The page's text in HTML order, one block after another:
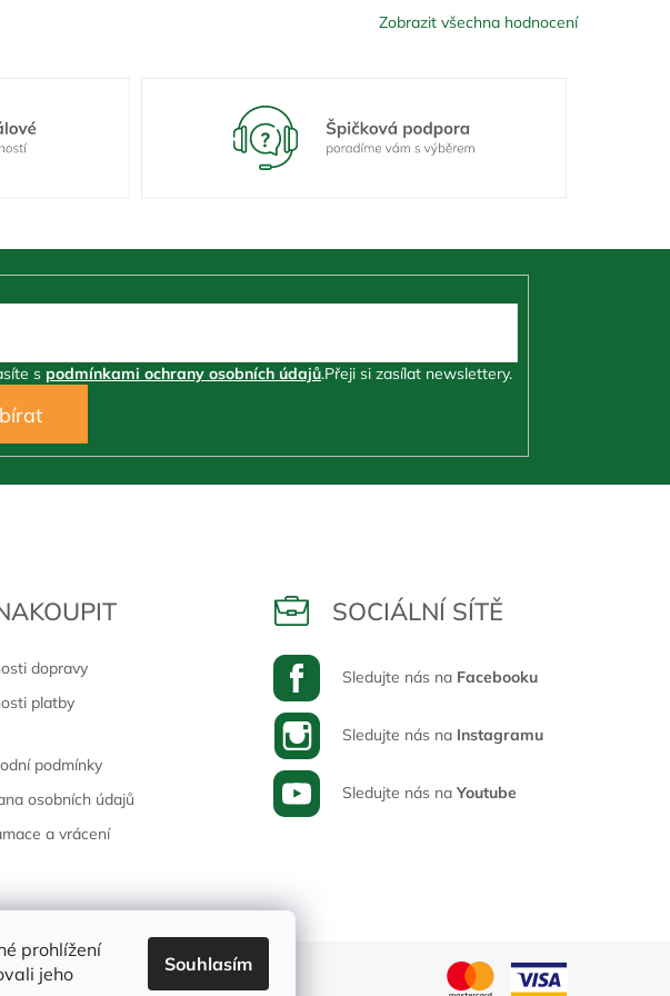
prohlížení
jeho
Souhlasím
Zobrazit všechna hodnocení
dopravy
platby
podmínky
osobních údajů
a vrácení
SOCIÁLNÍ SÍTĚ
Sledujte nás na Facebooku
Sledujte nás na Instagramu
Sledujte nás na Youtube
s podmínkami ochrany osobních údajů.Přeji si zasílat newslettery.